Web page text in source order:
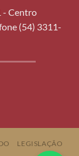
- Centro
(54) 3311-
LEGISLAÇÃO